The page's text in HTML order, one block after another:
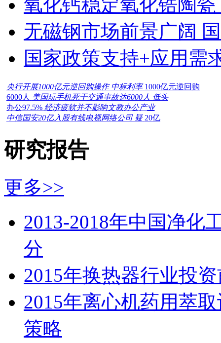
氧化钙稳定氧化锆陶
无磁钢市场前景广阔
国家政策支持+应用需
央行开展1000亿元逆回购操作 中标利率 1000亿元逆回购
6000人 美国玩手机死于交通事故达6000人 低头
办公97.5% 经济疲软并不影响文教办公产业
中信国安20亿入股有线电视网络公司 疑 20亿
研究报告
更多>>
2013-2018年中国净化
分
2015年换热器行业投
2015年离心机药用萃
策略